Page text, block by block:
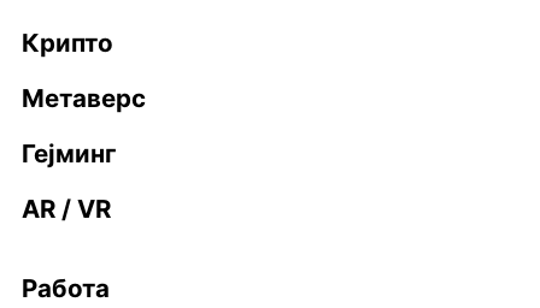
Крипто
Метаверс
Гејминг
AR / VR
Работа